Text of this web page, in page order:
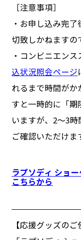
［注意事項］
・お申し込み完
切致しかねますの
・コンビニエンス
込状況照会ページ
れるまで時間がか
すと一時的に「
いますが、2〜3
ご確認いただけま
ラプソディ ショ
こちらから
【応援グッズのご